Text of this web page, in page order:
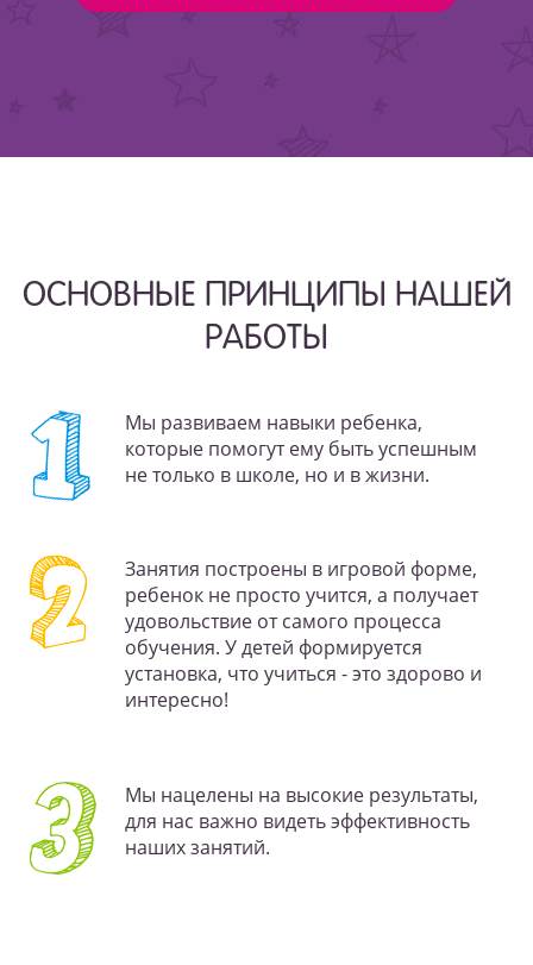
ОСНОВНЫЕ ПРИНЦИПЫ НАШЕЙ
РАБОТЫ
Мы развиваем навыки ребенка,
которые помогут ему быть успешным
не только в школе, но и в жизни.
Занятия построены в игровой форме,
ребенок не просто учится, а получает
удовольствие от самого процесса
обучения. У детей формируется
установка, что учиться - это здорово и
интересно!
Мы нацелены на высокие результаты,
для нас важно видеть эффективность
наших занятий.